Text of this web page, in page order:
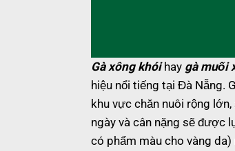
Gà xông khóihay gà muối
hiệu nổi tiếng tại Đà Nẵng.
khu vực chăn nuôi rộng
ngày và cân nặng sẽ được
có phẩm màu cho vàng